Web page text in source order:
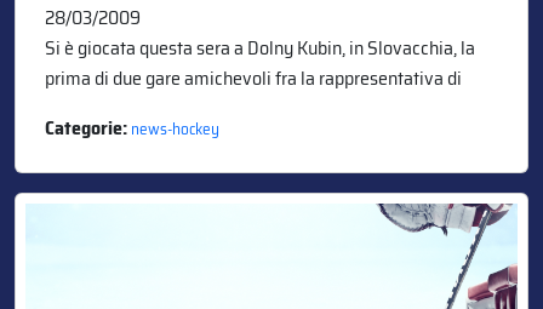
28/03/2009
Si è giocata questa sera a Dolny Kubin, in Slovacchia, la
prima di due gare amichevoli fra la rappresentativa di
Categorie:news-hockey